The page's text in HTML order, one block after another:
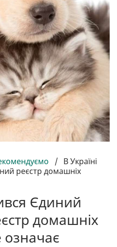
/ В Україні
реєстр домашніх
Єдиний
домашніх